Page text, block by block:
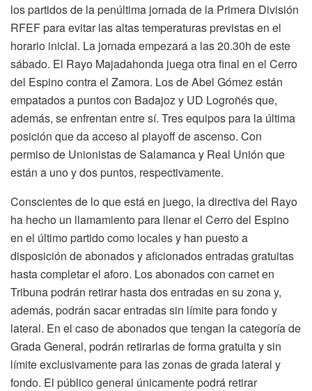
los partidos de la penúltima jornada de la Primera División
RFEF para evitar las altas temperaturas previstas en el
horario inicial. La jornada empezará a las 20.30h de este
sábado. El Rayo Majadahonda juega otra final en el Cerro
del Espino contra el Zamora. Los de Abel Gómez están
empatados a puntos con Badajoz y UD Logroñés que,
además, se enfrentan entre sí. Tres equipos para la última
posición que da acceso al playoff de ascenso. Con
permiso de Unionistas de Salamanca y Real Unión que
están a uno y dos puntos, respectivamente.
Conscientes de lo que está en juego, la directiva del Rayo
ha hecho un llamamiento para llenar el Cerro del Espino
en el último partido como locales y han puesto a
disposición de abonados y aficionados entradas gratuitas
hasta completar el aforo. Los abonados con carnet en
Tribuna podrán retirar hasta dos entradas en su zona y,
además, podrán sacar entradas sin límite para fondo y
lateral. En el caso de abonados que tengan la categoría de
Grada General, podrán retirarlas de forma gratuita y sin
límite exclusivamente para las zonas de grada lateral y
fondo. El público general únicamente podrá retirar